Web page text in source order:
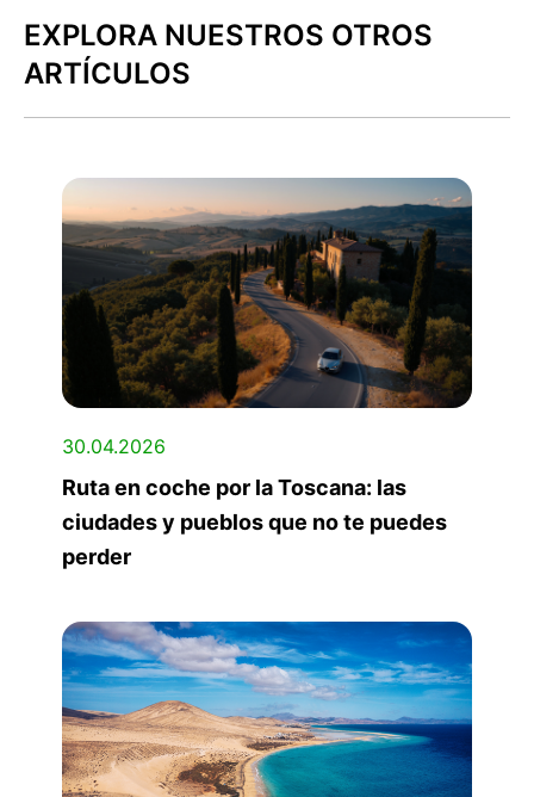
EXPLORA NUESTROS OTROS
ARTÍCULOS
30.04.2026
Ruta en coche por la Toscana: las
ciudades y pueblos que no te puedes
perder